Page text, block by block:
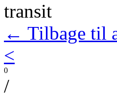
transit
← Tilbage til
<
0
/